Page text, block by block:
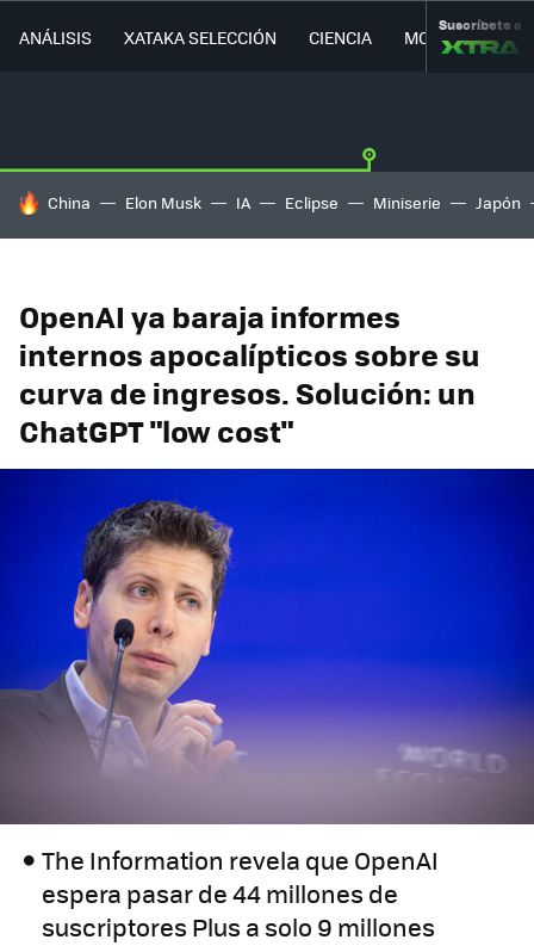
ANÁLISIS XATAKA SELECCIÓN CIENCIA MOVILIDAD
Suscríbete a
HOY SE HABLA DE
China Elon Musk IA Eclipse Miniserie Japón
OpenAI ya baraja informes
internos apocalípticos sobre su
curva de ingresos. Solución: un
ChatGPT "low cost"
The Information revela que OpenAI
espera pasar de 44 millones de
suscriptores Plus a solo 9 millones